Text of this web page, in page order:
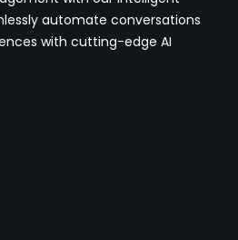
automate conversations
with cutting-edge AI